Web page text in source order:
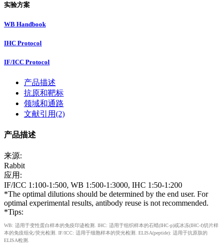
实验方案
WB Handbook
IHC Protocol
IF/ICC Protocol
产品描述
抗原和靶标
领域和通路
文献引用(2)
产品描述
来源:
Rabbit
应用:
IF/ICC 1:100-1:500, WB 1:500-1:3000, IHC 1:50-1:200
*The optimal dilutions should be determined by the end user. For
optimal experimental results, antibody reuse is not recommended.
*Tips:
WB: 适用于变性蛋白样本的免疫印迹检测. IHC: 适用于组织样本的石蜡(IHC-p)或冰冻(IHC-f)切片样
本的免疫组化/荧光检测. IF/ICC: 适用于细胞样本的荧光检测. ELISA(peptide): 适用于抗原肽的
ELISA检测.